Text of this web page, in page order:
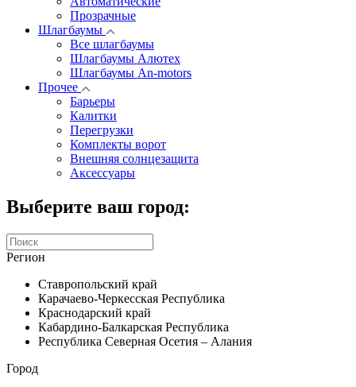
Прозрачные
Шлагбаумы
Все шлагбаумы
Шлагбаумы Алютех
Шлагбаумы An-motors
Прочее
Барьеры
Калитки
Перегрузки
Комплекты ворот
Внешняя солнцезащита
Аксессуары
Выберите ваш город:
Регион
Ставропольский край
Карачаево-Черкесская Республика
Краснодарский край
Кабардино-Балкарская Республика
Республика Северная Осетия – Алания
Город